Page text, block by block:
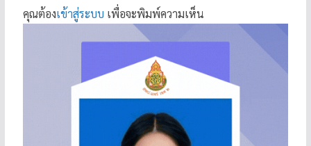
คุณต้องเข้าสู่ระบบ เพื่อจะพิมพ์ความเห็น